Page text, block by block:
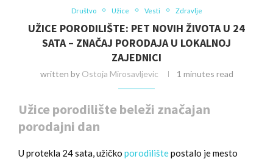
Društvo Užice Vesti Zdravlje
UŽICE PORODILIŠTE: PET NOVIH ŽIVOTA U 24
SATA – ZNAČAJ PORODAJA U LOKALNOJ
ZAJEDNICI
written by Ostoja Mirosavljevic 1 minutes read
Užice porodilište beleži značajan
porodajni dan
U protekla 24 sata, užičko porodilištepostalo je mesto